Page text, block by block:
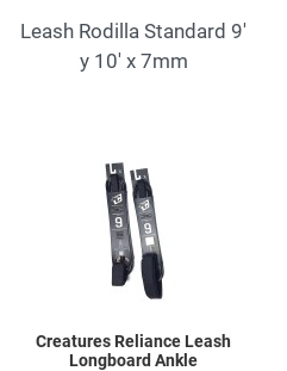
Leash Rodilla Standard 9'
y 10' x 7mm
Creatures Reliance Leash
Longboard Ankle